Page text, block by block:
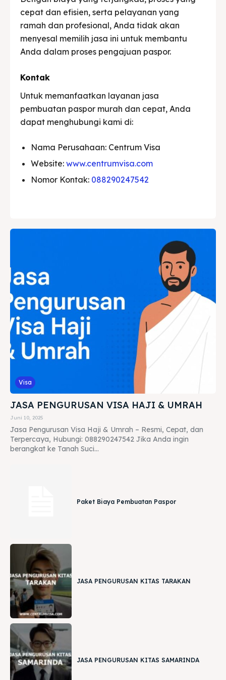
cepat dan efisien, serta pelayanan yang
ramah dan profesional, Anda tidak akan
menyesal memilih jasa ini untuk membantu
Anda dalam proses pengajuan paspor.
Kontak
Untuk memanfaatkan layanan jasa
pembuatan paspor murah dan cepat, Anda
dapat menghubungi kami di:
Nama Perusahaan: Centrum Visa
Website: www.centrumvisa.com
Nomor Kontak: 088290247542
Visa
JASA PENGURUSAN VISA HAJI & UMRAH
Juni 10, 2025
Jasa Pengurusan Visa Haji & Umrah – Resmi, Cepat, dan
Terpercaya, Hubungi: 088290247542 Jika Anda ingin
berangkat ke Tanah Suci...
Paket Biaya Pembuatan Paspor
JASA PENGURUSAN KITAS TARAKAN
JASA PENGURUSAN KITAS SAMARINDA